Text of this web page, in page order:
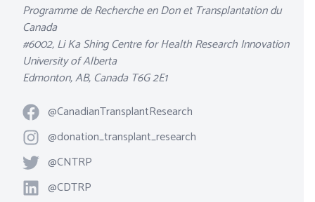
Adresse postale
Programme de Recherche en Don et Transplantation du
Canada
#6002, Li Ka Shing Centre for Health Research Innovation
University of Alberta
Edmonton, AB, Canada T6G 2E1
Facebook@CanadianTransplantResearch
Instagram@donation_transplant_research
Twitter@CNTRP
LinkedIn@CDTRP